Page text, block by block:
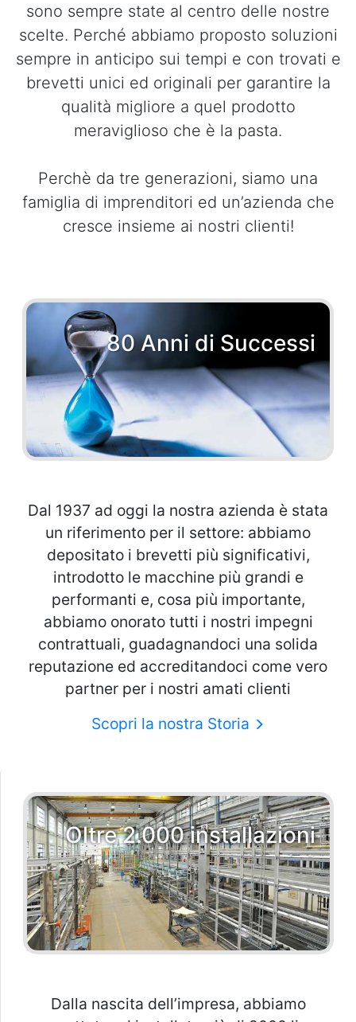
sono sempre state al centro delle nostre
scelte. Perché abbiamo proposto soluzioni
sempre in anticipo sui tempi e con trovati e
brevetti unici ed originali per garantire la
qualità migliore a quel prodotto
meraviglioso che è la pasta.
Perchè da tre generazioni, siamo una
famiglia di imprenditori ed un’azienda che
cresce insieme ai nostri clienti!
80 Anni di Successi
Dal 1937 ad oggi la nostra azienda è stata
un riferimento per il settore: abbiamo
depositato i brevetti più significativi,
introdotto le macchine più grandi e
performanti e, cosa più importante,
abbiamo onorato tutti i nostri impegni
contrattuali, guadagnandoci una solida
reputazione ed accreditandoci come vero
partner per i nostri amati clienti
Scopri la nostra Storia
Oltre 2.000 installazioni
Dalla nascita dell’impresa, abbiamo